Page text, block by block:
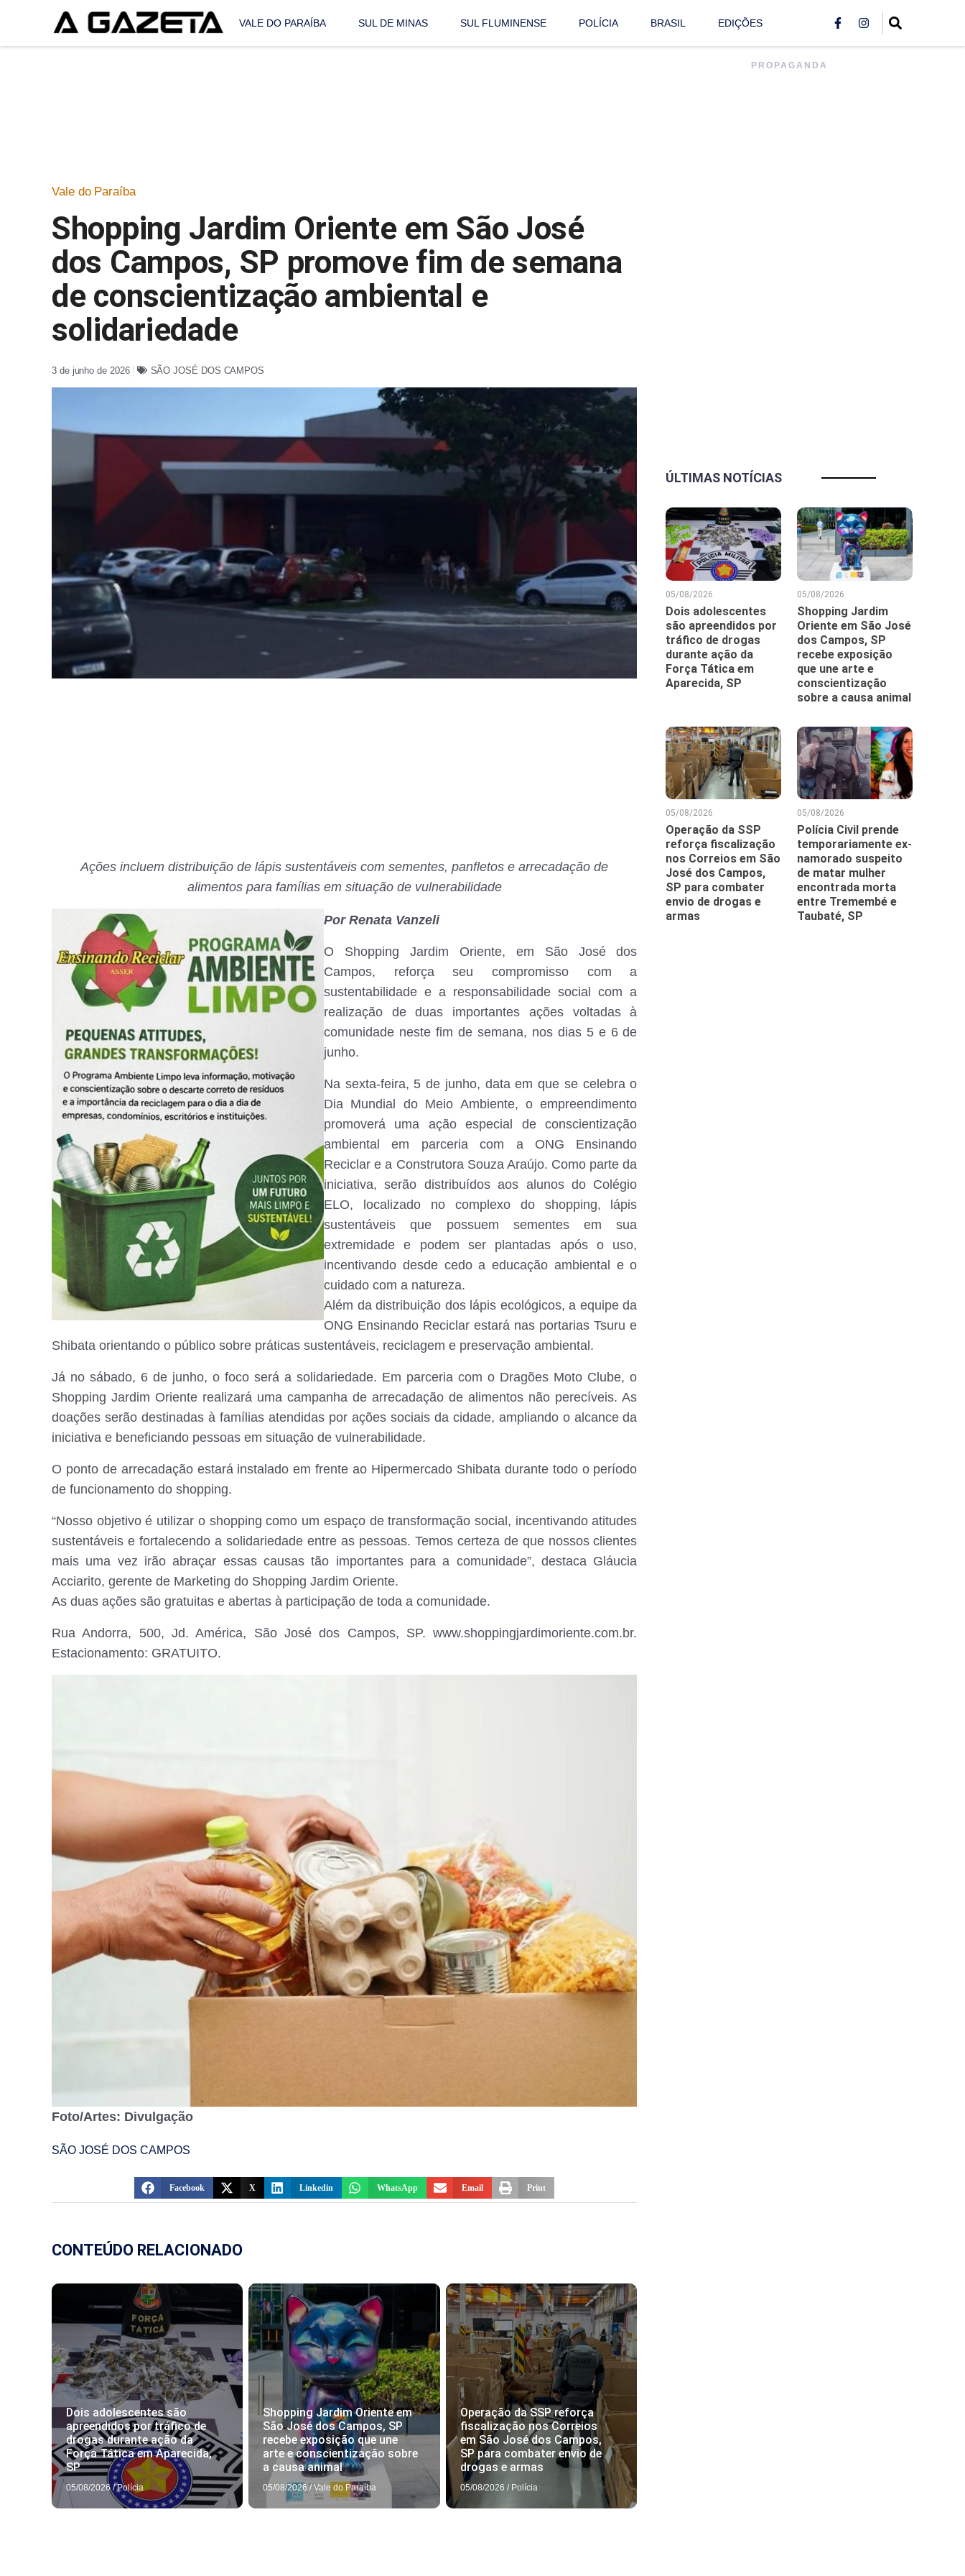
VALE DO PARAÍBA SUL DE MINAS SUL FLUMINENSE POLÍCIA BRASIL EDIÇÕES
Vale do Paraíba
Shopping Jardim Oriente em São José
dos Campos, SP promove fim de semana
de conscientização ambiental e
solidariedade
3 de junho de 2026 SÃO JOSÉ DOS CAMPOS
Ações incluem distribuição de lápis sustentáveis com sementes, panfletos e arrecadação de
alimentos para famílias em situação de vulnerabilidade
Por Renata Vanzeli
O Shopping Jardim Oriente, em São José dos
Campos, reforça seu compromisso com a
sustentabilidade e a responsabilidade social com a
realização de duas importantes ações voltadas à
comunidade neste fim de semana, nos dias 5 e 6 de
junho.
Na sexta-feira, 5 de junho, data em que se celebra o
Dia Mundial do Meio Ambiente, o empreendimento
promoverá uma ação especial de conscientização
ambiental em parceria com a ONG Ensinando
Reciclar e a Construtora Souza Araújo. Como parte da
iniciativa, serão distribuídos aos alunos do Colégio
ELO, localizado no complexo do shopping, lápis
sustentáveis que possuem sementes em sua
extremidade e podem ser plantadas após o uso,
incentivando desde cedo a educação ambiental e o
cuidado com a natureza.
Além da distribuição dos lápis ecológicos, a equipe da
ONG Ensinando Reciclar estará nas portarias Tsuru e
Shibata orientando o público sobre práticas sustentáveis, reciclagem e preservação ambiental.
Já no sábado, 6 de junho, o foco será a solidariedade. Em parceria com o Dragões Moto Clube, o
Shopping Jardim Oriente realizará uma campanha de arrecadação de alimentos não perecíveis. As
doações serão destinadas à famílias atendidas por ações sociais da cidade, ampliando o alcance da
iniciativa e beneficiando pessoas em situação de vulnerabilidade.
O ponto de arrecadação estará instalado em frente ao Hipermercado Shibata durante todo o período
de funcionamento do shopping.
“Nosso objetivo é utilizar o shopping como um espaço de transformação social, incentivando atitudes
sustentáveis e fortalecendo a solidariedade entre as pessoas. Temos certeza de que nossos clientes
mais uma vez irão abraçar essas causas tão importantes para a comunidade”, destaca Gláucia
Acciarito, gerente de Marketing do Shopping Jardim Oriente.
As duas ações são gratuitas e abertas à participação de toda a comunidade.
Rua Andorra, 500, Jd. América, São José dos Campos, SP. www.shoppingjardimoriente.com.br.
Estacionamento: GRATUITO.
Foto/Artes: Divulgação
SÃO JOSÉ DOS CAMPOS
Facebook X Linkedin WhatsApp Email Print
CONTEÚDO RELACIONADO
Dois adolescentes são
apreendidos por tráfico de
drogas durante ação da
Força Tática em Aparecida,
SP
05/08/2026 / Polícia
Shopping Jardim Oriente em
São José dos Campos, SP
recebe exposição que une
arte e conscientização sobre
a causa animal
05/08/2026 / Vale do Paraíba
Operação da SSP reforça
fiscalização nos Correios
em São José dos Campos,
SP para combater envio de
drogas e armas
05/08/2026 / Polícia
PROPAGANDA
ÚLTIMAS NOTÍCIAS
05/08/2026
Dois adolescentes
são apreendidos por
tráfico de drogas
durante ação da
Força Tática em
Aparecida, SP
05/08/2026
Shopping Jardim
Oriente em São José
dos Campos, SP
recebe exposição
que une arte e
conscientização
sobre a causa animal
05/08/2026
Operação da SSP
reforça fiscalização
nos Correios em São
José dos Campos,
SP para combater
envio de drogas e
armas
05/08/2026
Polícia Civil prende
temporariamente ex-
namorado suspeito
de matar mulher
encontrada morta
entre Tremembé e
Taubaté, SP